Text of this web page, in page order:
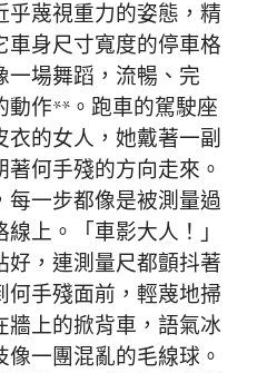
乎蔑視重力的姿態，精
車身尺寸寬度的停車格
一場舞蹈，流暢、完
動作**。跑車的駕駛座
衣的女人，她戴著一副
何手殘的方向走來。
一步都像是被測量過
上。「車影大人！」
好，連測量尺都顫抖著
何手殘面前，輕蔑地掃
牆上的掀背車，語氣冰
一團混亂的毛線球。